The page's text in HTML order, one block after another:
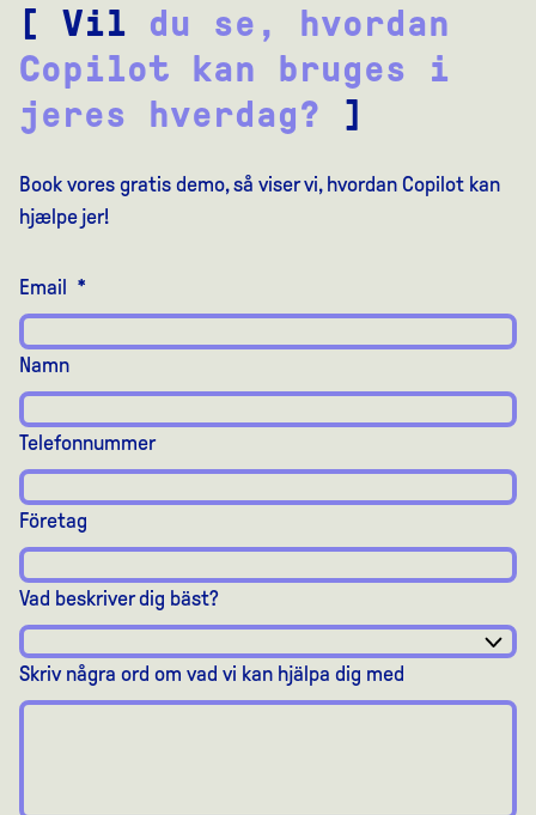
[ Vil du se, hvordan
Copilot kan bruges i
jeres hverdag? ]
Book vores gratis demo, så viser vi, hvordan Copilot kan
hjælpe jer!
Email *
Namn
Telefonnummer
Företag
Vad beskriver dig bäst?
Skriv några ord om vad vi kan hjälpa dig med